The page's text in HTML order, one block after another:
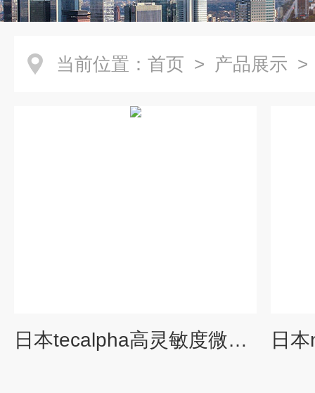
当前位置： 首页 > 产品展示
日本tecalpha高灵敏度微型角度传感器 行业专用仪器仪表